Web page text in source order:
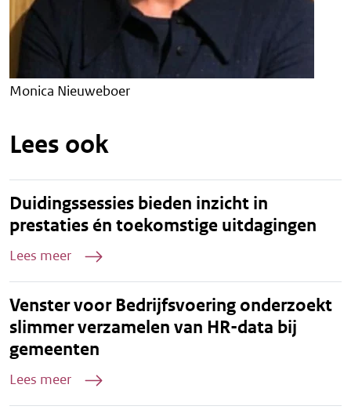
Monica Nieuweboer
Lees ook
Duidingssessies bieden inzicht in
prestaties én toekomstige uitdagingen
Lees meer
Venster voor Bedrijfsvoering onderzoekt
slimmer verzamelen van HR-data bij
gemeenten
Lees meer